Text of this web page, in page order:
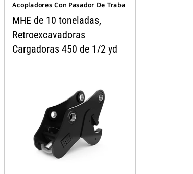
Acopladores Con Pasador De Traba
MHE de 10 toneladas,
Retroexcavadoras
Cargadoras 450 de 1/2 yd